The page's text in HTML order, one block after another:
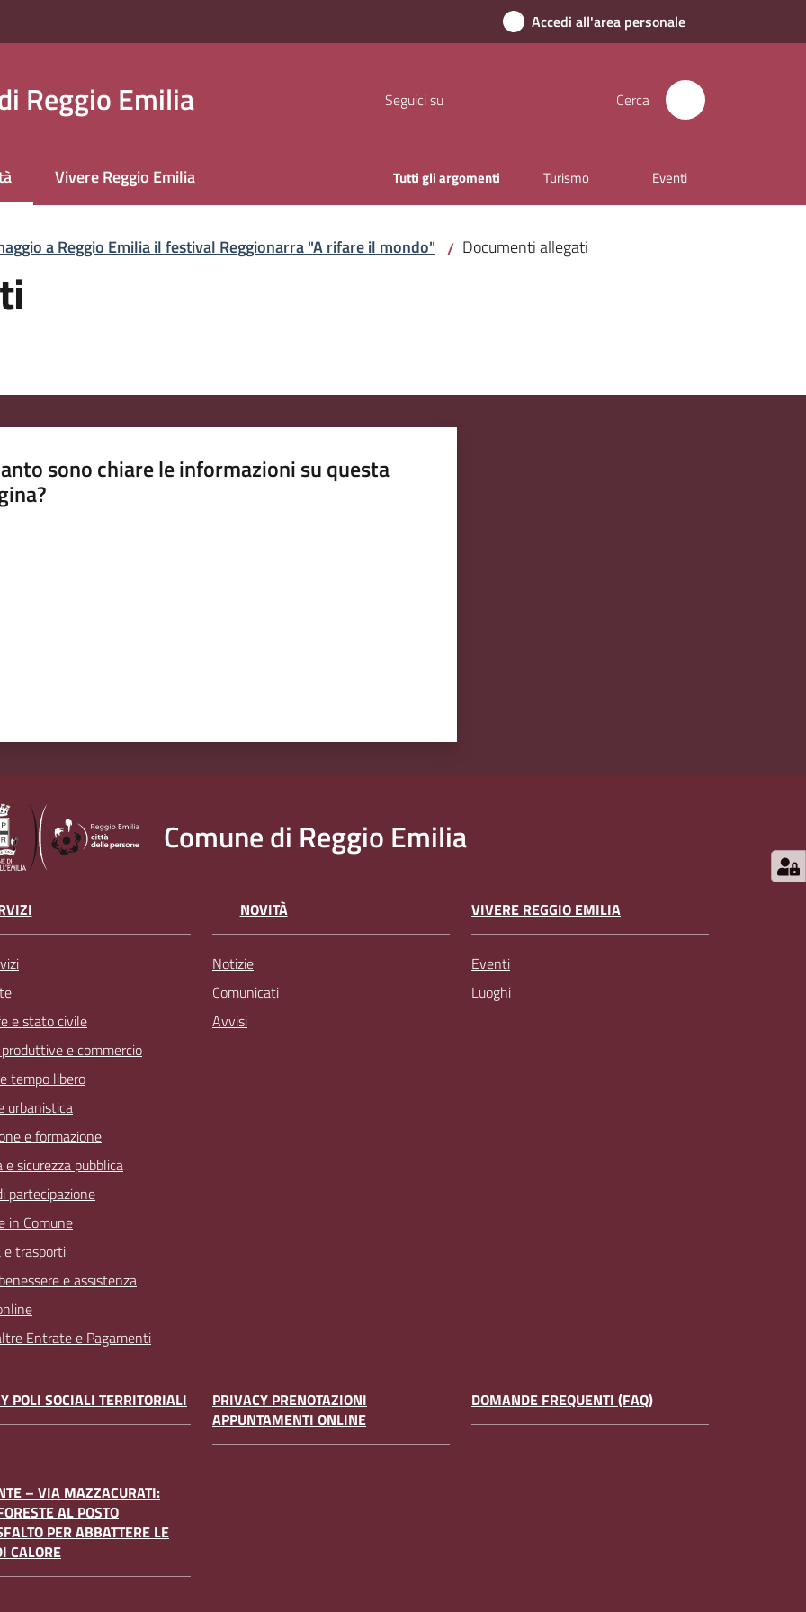
Accedi all'area personale
Reggio Emilia Seguici su Cerca
selezionatoVivere Reggio Emilia Tutti gli argomenti Turismo Eventi
a Reggio Emilia il festival Reggionarra "A rifare il mondo" / Documenti allegati
sono chiare le informazioni su questa
Comune di Reggio Emilia
e stato civile
e commercio
tempo libero
urbanistica
e formazione
e sicurezza pubblica
partecipazione
in Comune
e trasporti
e assistenza
Entrate e Pagamenti
NOVITÀ
Notizie
Comunicati
Avvisi
VIVERE REGGIO EMILIA
Eventi
Luoghi
POLI SOCIALI TERRITORIALI
PRIVACY PRENOTAZIONI
APPUNTAMENTI ONLINE
DOMANDE FREQUENTI (FAQ)
– VIA MAZZACURATI:
AL POSTO
PER ABBATTERE LE
CALORE